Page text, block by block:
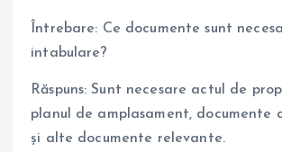
Întrebare: Ce documente sunt
intabulare?
Răspuns: Sunt necesare actul de
planul de amplasament, documente
și alte documente relevante.